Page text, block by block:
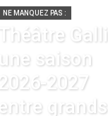
NE MANQUEZ PAS :
Théâtre Galli :
une saison
2026-2027
entre grands